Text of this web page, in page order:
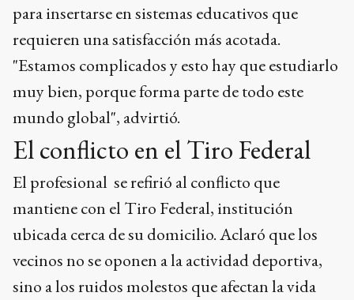
para insertarse en sistemas educativos que
requieren una satisfacción más acotada.
"Estamos complicados y esto hay que estudiarlo
muy bien, porque forma parte de todo este
mundo global", advirtió.
El conflicto en el Tiro Federal
El profesional se refirió al conflicto que
mantiene con el Tiro Federal, institución
ubicada cerca de su domicilio. Aclaró que los
vecinos no se oponen a la actividad deportiva,
sino a los ruidos molestos que afectan la vida